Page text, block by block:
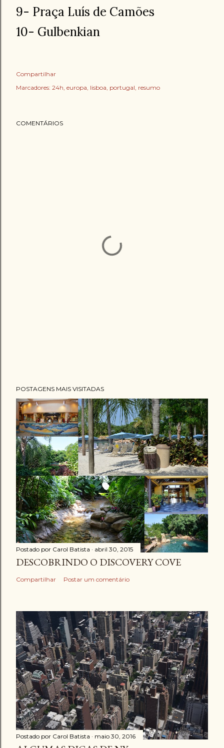
9- Praça Luís de Camões
10- Gulbenkian
Compartilhar
Marcadores: 24h europa lisboa portugal resumo
COMENTÁRIOS
POSTAGENS MAIS VISITADAS
Postado por Carol Batista abril 30, 2015
DESCOBRINDO O DISCOVERY COVE
Compartilhar Postar um comentário
Postado por Carol Batista maio 30, 2016